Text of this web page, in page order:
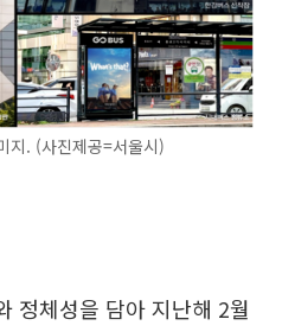
지. (사진제공=서울시)
정체성을 담아 지난해 2월